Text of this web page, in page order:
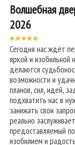
Волшебная
2026
Сегодня нас ждёт
яркой и
делаются
возможности и
планов, сил, идей,
подхватить нас в
занижать свои
реально
предоставляемый
изобилием и